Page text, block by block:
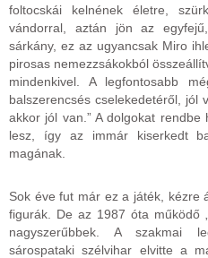
foltocskái kelnének életre,
vándorral, aztán jön az
sárkány, ez az ugyancsak Miro
pirosas nemezzsákokból
mindenkivel. A legfontosabb
balszerencsés cselekedetéről, jól
akkor jól van.” A dolgokat
lesz, így az immár kiserkedt
magának.
Sok éve fut már ez a játék, kézre
figurák. De az 1987 óta működő
nagyszerűbbek. A szakmai
sárospataki szélvihar elvitte a